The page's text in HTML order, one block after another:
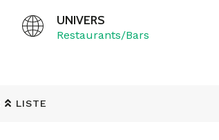
UNIVERS
Restaurants/Bars
LISTE